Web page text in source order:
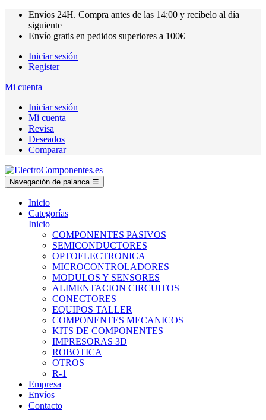
Envíos 24H. Compra antes de las 14:00 y recíbelo al día
siguiente
Envío gratis en pedidos superiores a 100€
Iniciar sesión
Register
Mi cuenta
Iniciar sesión
Mi cuenta
Revisa
Deseados
Comparar
Navegación de palanca ☰
Inicio
Categorías
Inicio
COMPONENTES PASIVOS
SEMICONDUCTORES
OPTOELECTRONICA
MICROCONTROLADORES
MODULOS Y SENSORES
ALIMENTACION CIRCUITOS
CONECTORES
EQUIPOS TALLER
COMPONENTES MECANICOS
KITS DE COMPONENTES
IMPRESORAS 3D
ROBOTICA
OTROS
R-1
Empresa
Envíos
Contacto